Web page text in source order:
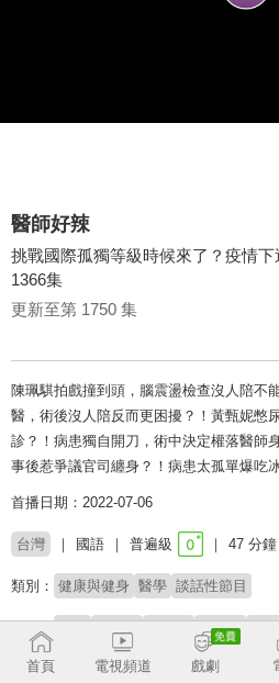
醫師好辣
挑戰國際孤獨等級時候來了？疫情
1366集
更新至第 1750 集
陳珮騏拍戲撞到頭，腦震盪檢查沒人陪不
醫，術後沒人陪反而更困擾？！黃甄妮憋
診？！病患獨自開刀，術中決定權落醫師
事後惹爭議官司纏身？！病患太孤單爆吃
首播日期：2022-07-06
台灣 國語 普遍級 47 分鐘
類別： 健康與健身 醫學 談話性節目
來賓： 黃甄妮
主持： 徐乃麟
首頁 電視頻道 戲劇